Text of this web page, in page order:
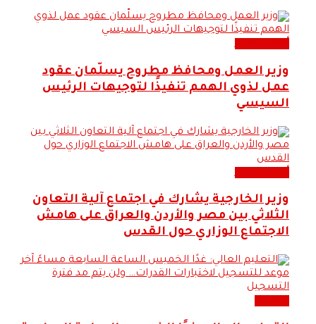
وزير العمل ومحافظ مطروح يسلّمان عقود
عمل لذوي الهمم تنفيذًا لتوجيهات الرئيس
السيسي
وزير الخارجية يشارك في اجتماع آلية التعاون
الثلاثي بين مصر والأردن والعراق على هامش
الاجتماع الوزاري حول القدس